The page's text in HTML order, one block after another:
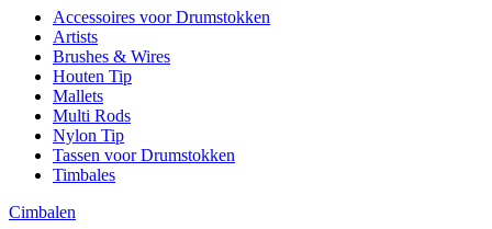
Accessoires voor Drumstokken
Artists
Brushes & Wires
Houten Tip
Mallets
Multi Rods
Nylon Tip
Tassen voor Drumstokken
Timbales
Cimbalen